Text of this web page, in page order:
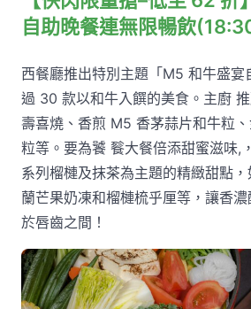
自助晚餐連無限暢飲
西餐廳推出特別主題「M5 和牛盛宴
過 30 款以和牛入饌的美食。主廚
壽喜燒、香煎 M5 香茅蒜片和牛粒
粒等。要為饕 餮大餐倍添甜蜜滋味,
系列榴槤及抹茶為主題的精緻甜點
蘭芒果奶凍和榴槤梳乎厘等，讓香
於唇齒之間！